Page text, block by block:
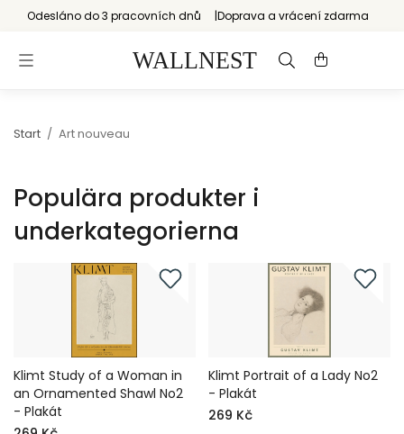
Odesláno do 3 pracovních dnů Doprava a vrácení zdarma
Start / Art nouveau
Populära produkter i
underkategorierna
Klimt Study of a Woman in
an Ornamented Shawl No2
- Plakát
Klimt Portrait of a Lady No2
- Plakát
269 Kč